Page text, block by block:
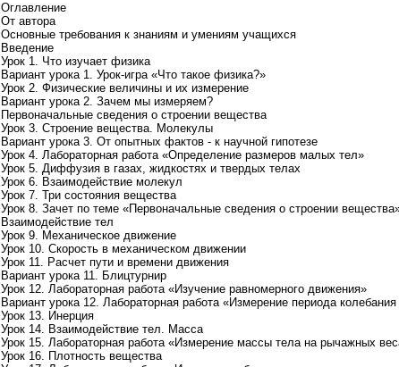
Оглавление
От автора
Основные требования к знаниям и умениям учащихся
Введение
Урок 1. Что изучает физика
Вариант урока 1. Урок-игра «Что такое физика?»
Урок 2. Физические величины и их измерение
Вариант урока 2. Зачем мы измеряем?
Первоначальные сведения о строении вещества
Урок 3. Строение вещества. Молекулы
Вариант урока 3. От опытных фактов - к научной гипотезе
Урок 4. Лабораторная работа «Определение размеров малых тел»
Урок 5. Диффузия в газах, жидкостях и твердых телах
Урок 6. Взаимодействие молекул
Урок 7. Три состояния вещества
Урок 8. Зачет по теме «Первоначальные сведения о строении
Взаимодействие тел
Урок 9. Механическое движение
Урок 10. Скорость в механическом движении
Урок 11. Расчет пути и времени движения
Вариант урока 11. Блицтурнир
Урок 12. Лабораторная работа «Изучение равномерного движения»
Вариант урока 12. Лабораторная работа «Измерение периода
Урок 13. Инерция
Урок 14. Взаимодействие тел. Масса
Урок 15. Лабораторная работа «Измерение массы тела на рычажных
Урок 16. Плотность вещества